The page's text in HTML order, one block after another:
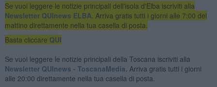
Se vuoi leggere le notizie principali dell'isola d'Elba iscriviti alla
Newsletter QUInews ELBA. Arriva gratis tutti i giorni alle 7:00 del
mattino direttamente nella tua casella di posta.
Basta cliccare QUI
Se vuoi leggere le notizie principali della Toscana iscriviti alla
Newsletter QUInews - ToscanaMedia. Arriva gratis tutti i giorni
alle 20:00 direttamente nella tua casella di posta.